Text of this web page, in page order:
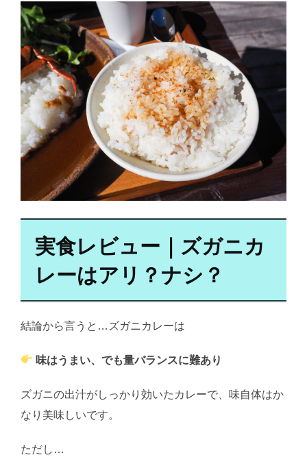
実食レビュー｜ズガニカ
レーはアリ？ナシ？
結論から言うと…ズガニカレーは
味はうまい、でも量バランスに難あり
ズガニの出汁がしっかり効いたカレーで、味自体はか
なり美味しいです。
ただし…